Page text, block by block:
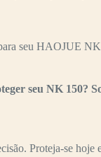
seu HAOJUE
seu NK 150?
Proteja-se